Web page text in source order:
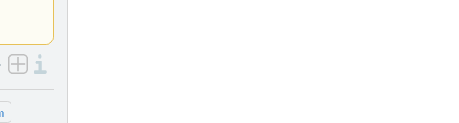
bewerten
positiv bewerten